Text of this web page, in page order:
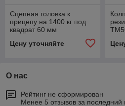
Сцепная головка к
прицепу на 1400 кг под
квадрат 60 мм
Цену уточняйте
О нас
Рейтинг не сформирован
Менее 5 отзывов за последний